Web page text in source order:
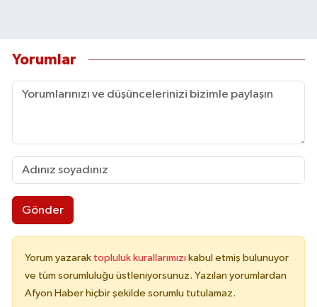
Yorumlar
Gönder
Yorum yazarak topluluk kurallarımızı kabul etmiş bulunuyor
ve tüm sorumluluğu üstleniyorsunuz. Yazılan yorumlardan
Afyon Haber hiçbir şekilde sorumlu tutulamaz.